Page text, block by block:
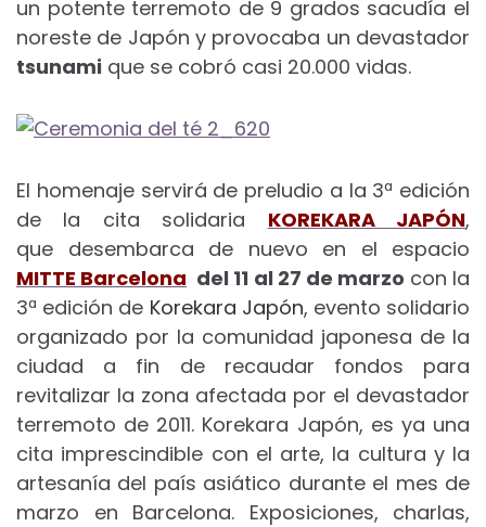
un potente terremoto de 9 grados sacudía el
noreste de Japón y provocaba un devastador
tsunami que se cobró casi 20.000 vidas.
El homenaje servirá de preludio a la 3ª edición
de la cita solidaria KOREKARA JAPÓN,
que desembarca de nuevo en el espacio
MITTE Barcelona del 11 al 27 de marzo con la
3ª edición de Korekara Japón, evento solidario
organizado por la comunidad japonesa de la
ciudad a fin de recaudar fondos para
revitalizar la zona afectada por el devastador
terremoto de 2011. Korekara Japón, es ya una
cita imprescindible con el arte, la cultura y la
artesanía del país asiático durante el mes de
marzo en Barcelona. Exposiciones, charlas,